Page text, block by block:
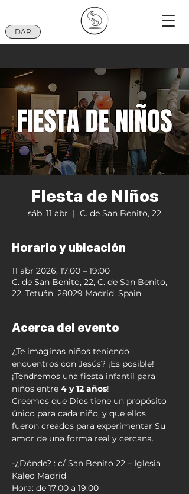
DAR
Fiesta de Niños
sáb, 11 abr
  |
C. de San Benito, 22
Horario y ubicación
11 abr 2026, 17:00 – 19:00
C. de San Benito, 22, C. de San Benito,
22, Tetuán, 28029 Madrid, Spain
Acerca del evento
¿Te imaginas niños teniendo
encuentros con Jesús? ¡Es posible!
¡Tendremos una fiesta infantil para
niños entre 4 y 12 años!
Creemos que Dios tiene un propósito
único para cada niño, y que ellos
fueron creados para experimentar Su
amor de una forma real y cercana.
-¿Dónde? : c/ San Benito 22 – Iglesia
Kaleo Madrid
Hora: de 17:00 a 19:00